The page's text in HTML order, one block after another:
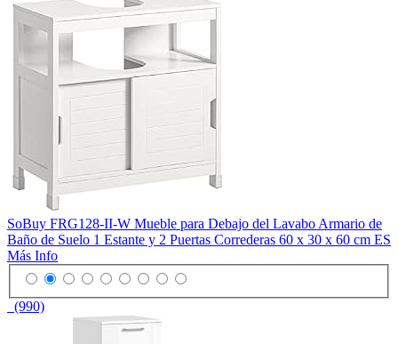
SoBuy FRG128-II-W Mueble para Debajo del Lavabo Armario de
Baño de Suelo 1 Estante y 2 Puertas Correderas 60 x 30 x 60 cm ES
Más Info
(990)